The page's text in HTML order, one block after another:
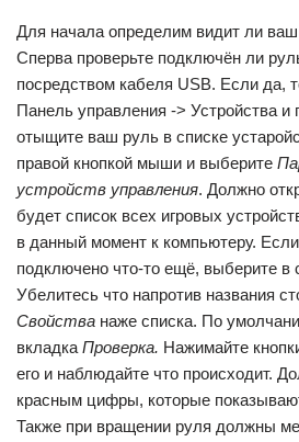
Для начала определим видит ли
Сперва проверьте подключён ли
посредством кабеля USB. Если да,
Панель управления -> Устройства и
отыщите ваш руль в списке
правой кнопкой мыши и выберите
устройств управления. Должно
будет список всех игровых
в данный момент к компьютеру.
подключено что-то ещё, выберите в
Убелитесь что напротив названия
Свойства наже списка. По
вкладка Проверка. Нажимайте
его и наблюдайте что происходит.
красным цифры, которые
Также при вращении руля должны